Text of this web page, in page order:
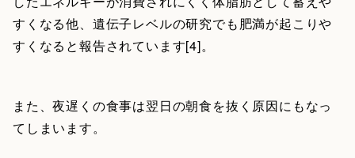
すくなる他、遺伝子レベルの研究でも肥満が起こりや
すくなると報告されています[4]。
また、夜遅くの食事は翌日の朝食を抜く原因にもなっ
てしまいます。